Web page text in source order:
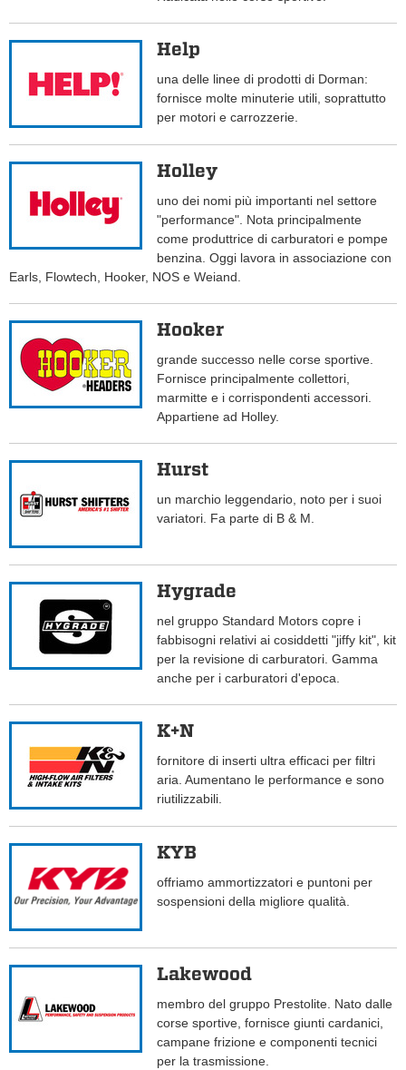
Help
una delle linee di prodotti di Dorman:
fornisce molte minuterie utili, soprattutto
per motori e carrozzerie.
Holley
uno dei nomi più importanti nel settore
"performance". Nota principalmente
come produttrice di carburatori e pompe
benzina. Oggi lavora in associazione con
Earls, Flowtech, Hooker, NOS e Weiand.
Hooker
grande successo nelle corse sportive.
Fornisce principalmente collettori,
marmitte e i corrispondenti accessori.
Appartiene ad Holley.
Hurst
un marchio leggendario, noto per i suoi
variatori. Fa parte di B & M.
Hygrade
nel gruppo Standard Motors copre i
fabbisogni relativi ai cosiddetti "jiffy kit", kit
per la revisione di carburatori. Gamma
anche per i carburatori d'epoca.
K+N
fornitore di inserti ultra efficaci per filtri
aria. Aumentano le performance e sono
riutilizzabili.
KYB
offriamo ammortizzatori e puntoni per
sospensioni della migliore qualità.
Lakewood
membro del gruppo Prestolite. Nato dalle
corse sportive, fornisce giunti cardanici,
campane frizione e componenti tecnici
per la trasmissione.